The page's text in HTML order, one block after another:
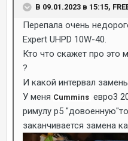
В 09.01.2023 в 15:15,
Перепала очень
Expert UHPD 10W-40.
Кто что скажет про это
?
И какой интервал
У меня Cummins евро3
римулу р5
заканчивается замена